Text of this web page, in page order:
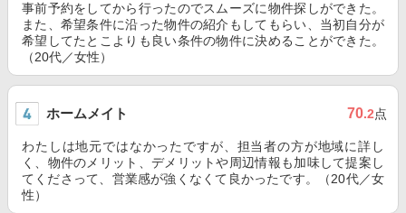
事前予約をしてから行ったのでスムーズに物件探しができた。
また、希望条件に沿った物件の紹介もしてもらい、当初自分が
希望してたとこよりも良い条件の物件に決めることができた。
（20代／女性）
ホームメイト 70.2点
わたしは地元ではなかったですが、担当者の方が地域に詳し
く、物件のメリット、デメリットや周辺情報も加味して提案し
てくださって、営業感が強くなくて良かったです。（20代／女
性）